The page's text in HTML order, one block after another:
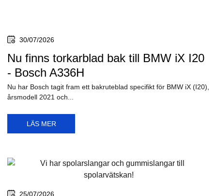
30/07/2026
Nu finns torkarblad bak till BMW iX I20
- Bosch A336H
Nu har Bosch tagit fram ett bakruteblad specifikt för BMW iX (I20),
årsmodell 2021 och...
LÄS MER